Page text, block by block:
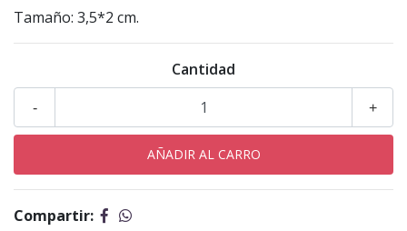
Tamaño: 3,5*2 cm.
Cantidad
+
-
Compartir: